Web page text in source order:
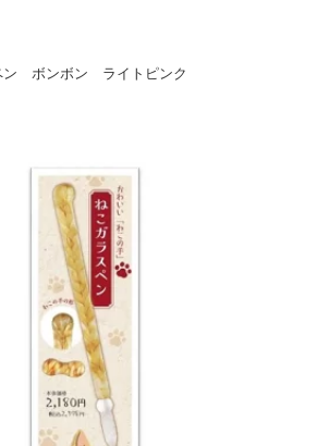
ン ボンボン ライトピンク